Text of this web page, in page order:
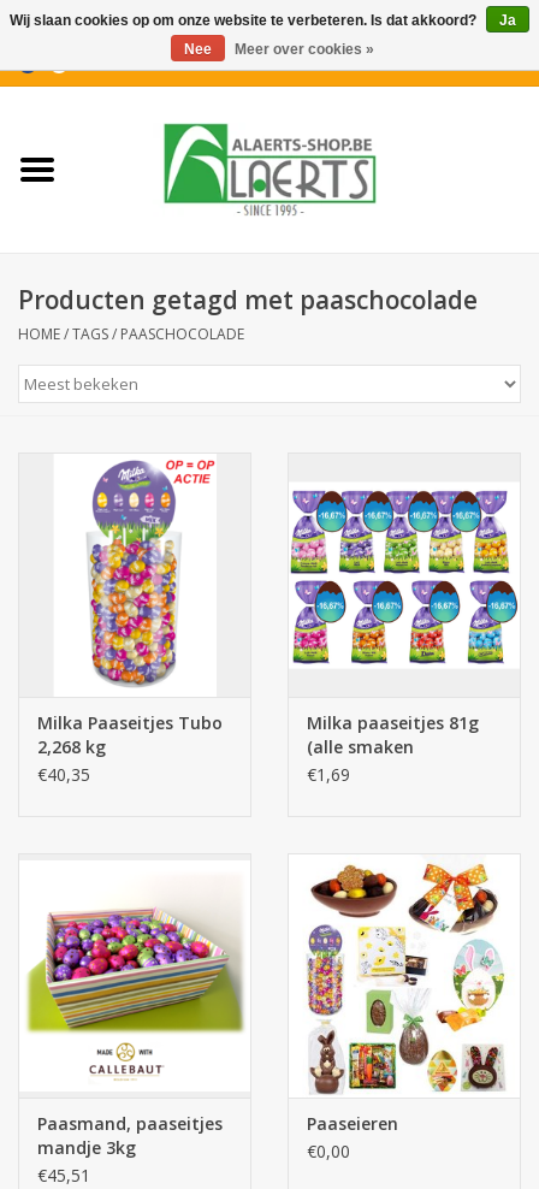
Nieuwigheden
Confiserie
Dranken
Aperitiefkoekjes
Botanicals
Snoeppot-Snoep
Kassarollen
Cleaning-producten
Relatiegeschenken
Koffiemachines
Verpakking
Kantoorbenodigdheden
Batterijen
Producten getagd met paaschocolade
HOME/TAGS/ PAASCHOCOLADE
Milka Paaseitjes Tubo
2,268 kg
€40,35
Milka paaseitjes 81g
(alle smaken
verkrijgbaar)
€1,69
Paasmand, paaseitjes
mandje 3kg
€45,51
Paaseieren
€0,00
Wij slaan cookies op om onze website te verbeteren. Is dat akkoord?
Ja
Nee
Meer over cookies »